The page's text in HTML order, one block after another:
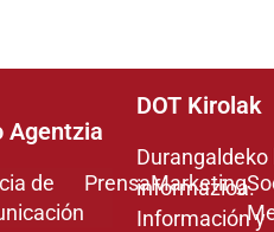
Agentzia
de
PrensaMarketing
DOT Kirolak
Durangaldeko
informazioa.
Información y